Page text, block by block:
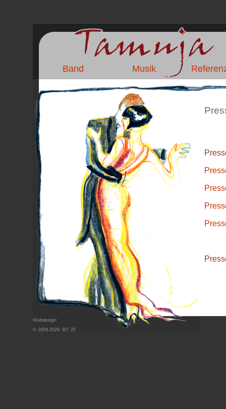
Band Musik
Webdesign:
© 2004-2026: BY JP